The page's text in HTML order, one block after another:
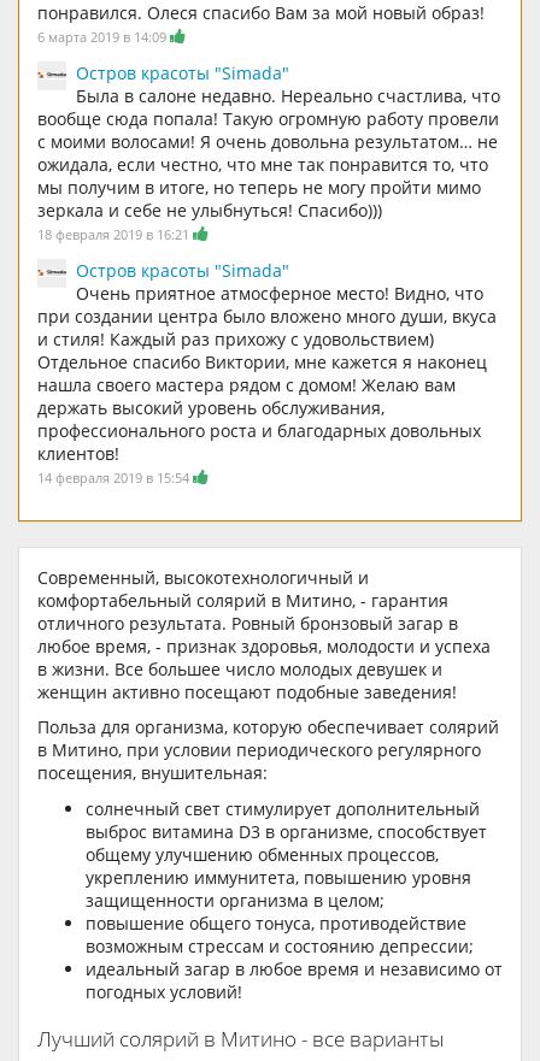
понравился. Олеся спасибо Вам за мой новый образ!
6 марта 2019 в 14:09
Остров красоты "Simada"
Была в салоне недавно. Нереально счастлива, что
вообще сюда попала! Такую огромную работу провели
с моими волосами! Я очень довольна результатом… не
ожидала, если честно, что мне так понравится то, что
мы получим в итоге, но теперь не могу пройти мимо
зеркала и себе не улыбнуться! Спасибо)))
18 февраля 2019 в 16:21
Остров красоты "Simada"
Очень приятное атмосферное место! Видно, что
при создании центра было вложено много души, вкуса
и стиля! Каждый раз прихожу с удовольствием)
Отдельное спасибо Виктории, мне кажется я наконец
нашла своего мастера рядом с домом! Желаю вам
держать высокий уровень обслуживания,
профессионального роста и благодарных довольных
клиентов!
14 февраля 2019 в 15:54
Современный, высокотехнологичный и
комфортабельный солярий в Митино, - гарантия
отличного результата. Ровный бронзовый загар в
любое время, - признак здоровья, молодости и успеха
в жизни. Все большее число молодых девушек и
женщин активно посещают подобные заведения!
Польза для организма, которую обеспечивает солярий
в Митино, при условии периодического регулярного
посещения, внушительная:
солнечный свет стимулирует дополнительный
выброс витамина D3 в организме, способствует
общему улучшению обменных процессов,
укреплению иммунитета, повышению уровня
защищенности организма в целом;
повышение общего тонуса, противодействие
возможным стрессам и состоянию депрессии;
идеальный загар в любое время и независимо от
погодных условий!
Лучший солярий в Митино - все варианты